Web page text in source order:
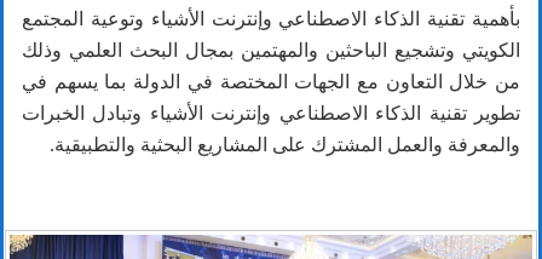
بأهمية تقنية الذكاء الاصطناعي وإنترنت الأشياء وتوعية المجتمع
الكويتي وتشجيع الباحثين والمهتمين بمجال البحث العلمي وذلك
من خلال التعاون مع الجهات المختصة في الدولة بما يسهم في
تطوير تقنية الذكاء الاصطناعي وإنترنت الأشياء وتبادل الخبرات
والمعرفة والعمل المشترك على المشاريع البحثية والتطبيقية.